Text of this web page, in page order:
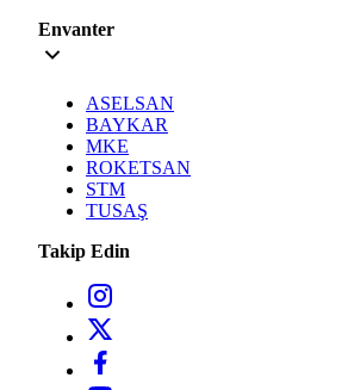
Envanter
ASELSAN
BAYKAR
MKE
ROKETSAN
STM
TUSAŞ
Takip Edin